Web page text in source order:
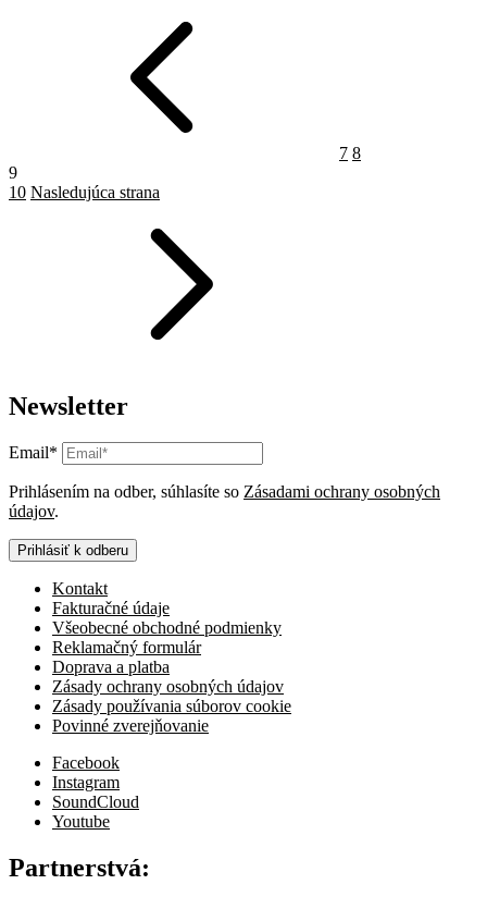
7 8
9
10 Nasledujúca strana
Newsletter
Email*
Prihlásením na odber, súhlasíte so Zásadami ochrany osobných
údajov.
Prihlásiť k odberu
Kontakt
Fakturačné údaje
Všeobecné obchodné podmienky
Reklamačný formulár
Doprava a platba
Zásady ochrany osobných údajov
Zásady používania súborov cookie
Povinné zverejňovanie
Facebook
Instagram
SoundCloud
Youtube
Partnerstvá: